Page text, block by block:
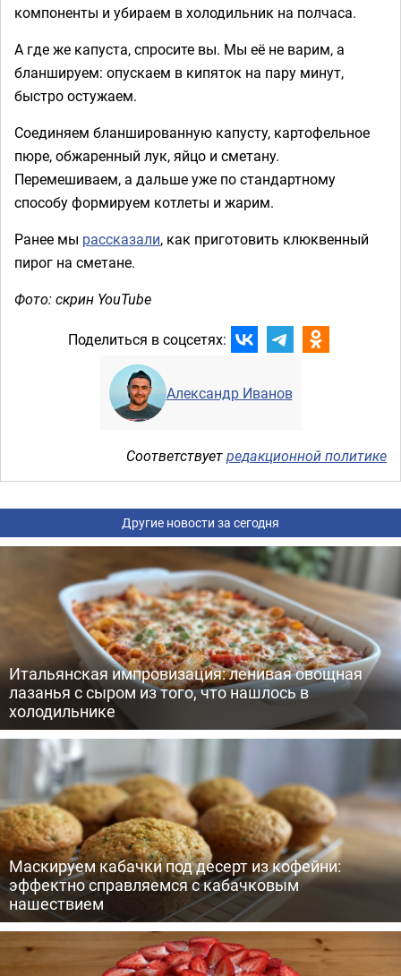
компоненты и убираем в холодильник на полчаса.
А где же капуста, спросите вы. Мы её не варим, а
бланшируем: опускаем в кипяток на пару минут,
быстро остужаем.
Соединяем бланшированную капусту, картофельное
пюре, обжаренный лук, яйцо и сметану.
Перемешиваем, а дальше уже по стандартному
способу формируем котлеты и жарим.
Ранее мы рассказали, как приготовить клюквенный
пирог на сметане.
Фото: скрин YouTube
Поделиться в соцсетях:
Александр Иванов
Соответствуетредакционной политике
Другие новости за сегодня
Итальянская импровизация: ленивая овощная
лазанья с сыром из того, что нашлось в
холодильнике
Маскируем кабачки под десерт из кофейни:
эффектно справляемся с кабачковым
нашествием